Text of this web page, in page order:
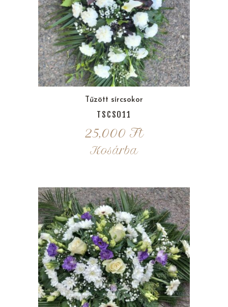
Tűzött sírcsokor
TSCS011
25,000 Ft
Kosárba